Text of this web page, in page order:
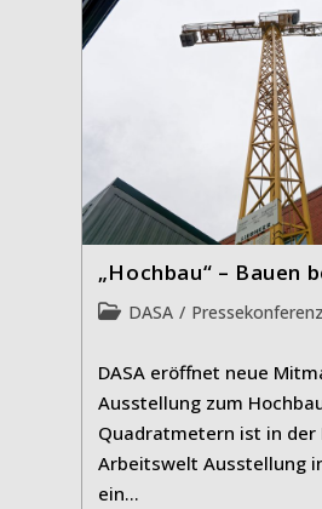
„Hochbau“ – Bauen
Beitrags-
DASA / Pressekonferenz
DASA eröffnet neue
Ausstellung zum
Quadratmetern ist in der
Arbeitswelt Ausstellung
ein…